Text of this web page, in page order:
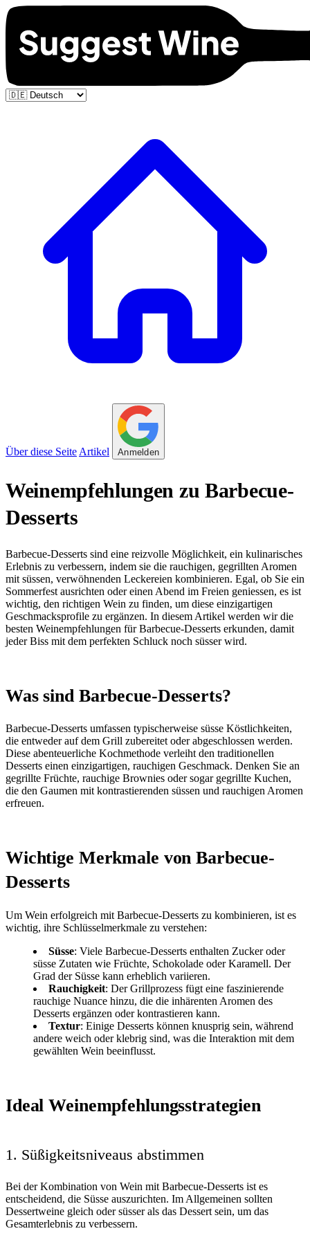
Über diese Seite Artikel Anmelden
Weinempfehlungen zu Barbecue-
Desserts
Barbecue-Desserts sind eine reizvolle Möglichkeit, ein kulinarisches
Erlebnis zu verbessern, indem sie die rauchigen, gegrillten Aromen
mit süssen, verwöhnenden Leckereien kombinieren. Egal, ob Sie ein
Sommerfest ausrichten oder einen Abend im Freien geniessen, es ist
wichtig, den richtigen Wein zu finden, um diese einzigartigen
Geschmacksprofile zu ergänzen. In diesem Artikel werden wir die
besten Weinempfehlungen für Barbecue-Desserts erkunden, damit
jeder Biss mit dem perfekten Schluck noch süsser wird.
Was sind Barbecue-Desserts?
Barbecue-Desserts umfassen typischerweise süsse Köstlichkeiten,
die entweder auf dem Grill zubereitet oder abgeschlossen werden.
Diese abenteuerliche Kochmethode verleiht den traditionellen
Desserts einen einzigartigen, rauchigen Geschmack. Denken Sie an
gegrillte Früchte, rauchige Brownies oder sogar gegrillte Kuchen,
die den Gaumen mit kontrastierenden süssen und rauchigen Aromen
erfreuen.
Wichtige Merkmale von Barbecue-
Desserts
Um Wein erfolgreich mit Barbecue-Desserts zu kombinieren, ist es
wichtig, ihre Schlüsselmerkmale zu verstehen:
Süsse: Viele Barbecue-Desserts enthalten Zucker oder
süsse Zutaten wie Früchte, Schokolade oder Karamell. Der
Grad der Süsse kann erheblich variieren.
Rauchigkeit: Der Grillprozess fügt eine faszinierende
rauchige Nuance hinzu, die die inhärenten Aromen des
Desserts ergänzen oder kontrastieren kann.
Textur: Einige Desserts können knusprig sein, während
andere weich oder klebrig sind, was die Interaktion mit dem
gewählten Wein beeinflusst.
Ideal Weinempfehlungsstrategien
1. Süßigkeitsniveaus abstimmen
Bei der Kombination von Wein mit Barbecue-Desserts ist es
entscheidend, die Süsse auszurichten. Im Allgemeinen sollten
Dessertweine gleich oder süsser als das Dessert sein, um das
Gesamterlebnis zu verbessern.